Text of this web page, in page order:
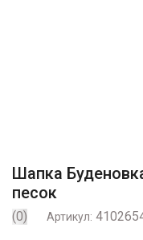
Шапка
песок
(0) Артикул: